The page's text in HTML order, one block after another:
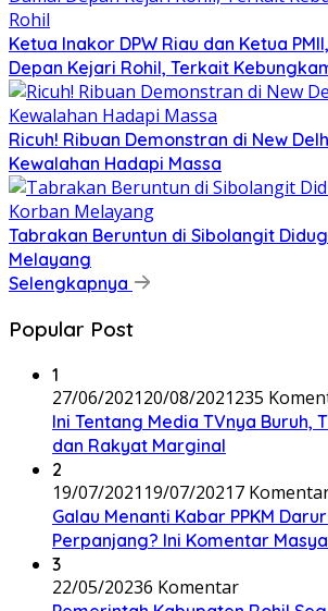
Ketua Inakor DPW Riau dan Ketua
Depan Kejari Rohil, Terkait
Ricuh! Ribuan Demonstran di New
Kewalahan Hadapi Massa
Tabrakan Beruntun di Sibolangit
Melayang
Selengkapnya
Popular Post
1
27/06/202120/08/2021235
Ini Tentang Media TVnya Buruh,
dan Rakyat Marginal
2
19/07/2021 19/07/20217
Galau Menanti Kabar PPKM
Perpanjang? Ini Komentar
3
22/05/20236 Komentar